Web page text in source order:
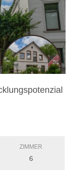
ZIMMER
6